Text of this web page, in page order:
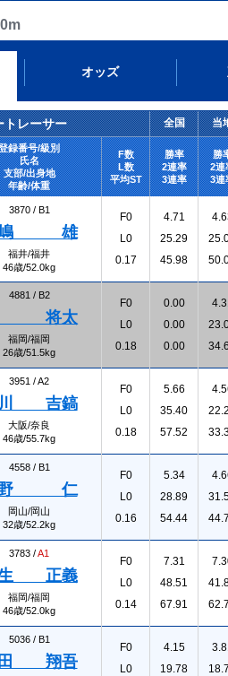
オッズ
トレーサー 全国 当
録番号/級別
氏名
支部/出身地
年齢/体重
F数
L数
平均ST
勝率
2連率
3連率
勝
2連
3連
3870 / B1
嶋 雄
福井/福井
46歳/52.0kg
F0
L0
0.17
4.71
25.29
45.98
4881 / B2
将太
福岡/福岡
26歳/51.5kg
F0
L0
0.18
0.00
0.00
0.00
3951 /A2
川 吉鎬
大阪/奈良
46歳/55.7kg
F0
L0
0.18
5.66
35.40
57.52
4558 / B1
野 仁
岡山/岡山
32歳/52.2kg
F0
L0
0.16
5.34
28.89
54.44
3783 /A1
生 正義
福岡/福岡
46歳/52.0kg
F0
L0
0.14
7.31
48.51
67.91
5036 / B1
田 翔吾
F0
L0
4.15
19.78